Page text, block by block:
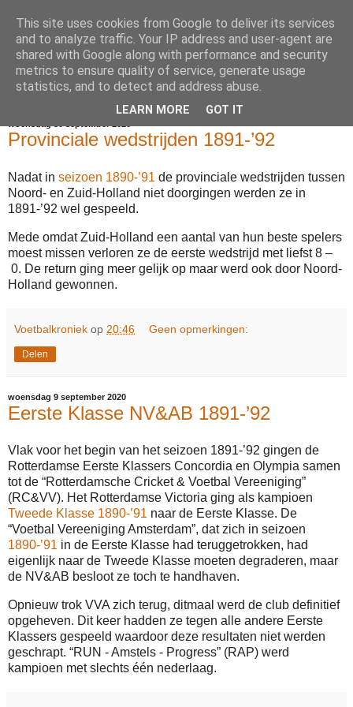
Voetbalkroniek
Provinciale wedstrijden 1891-’92
Nadat in seizoen 1890-’91 de provinciale wedstrijden tussen
Noord- en Zuid-Holland niet doorgingen werden ze in
1891-’92 wel gespeeld.
Mede omdat Zuid-Holland een aantal van hun beste spelers
moest missen verloren ze de eerste wedstrijd met liefst 8 –
0. De return ging meer gelijk op maar werd ook door Noord-
Holland gewonnen.
Voetbalkroniek op 20:46 Geen opmerkingen:
Delen
woensdag 9 september 2020
Eerste Klasse NV&AB 1891-’92
Vlak voor het begin van het seizoen 1891-’92 gingen de
Rotterdamse Eerste Klassers Concordia en Olympia samen
tot de “Rotterdamsche Cricket & Voetbal Vereeniging”
(RC&VV). Het Rotterdamse Victoria ging als kampioen
Tweede Klasse 1890-’91 naar de Eerste Klasse. De
“Voetbal Vereeniging Amsterdam”, dat zich in seizoen
1890-’91 in de Eerste Klasse had teruggetrokken, had
eigenlijk naar de Tweede Klasse moeten degraderen, maar
de NV&AB besloot ze toch te handhaven.
Opnieuw trok VVA zich terug, ditmaal werd de club definitief
opgeheven. Dit keer hadden ze tegen alle andere Eerste
Klassers gespeeld waardoor deze resultaten niet werden
geschrapt. “RUN - Amstels - Progress” (RAP) werd
kampioen met slechts één nederlaag.
This site uses cookies from Google to deliver its services
and to analyze traffic. Your IP address and user-agent are
shared with Google along with performance and security
metrics to ensure quality of service, generate usage
statistics, and to detect and address abuse.
LEARN MORE GOT IT